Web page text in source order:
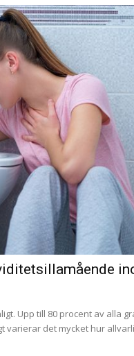
Upp till 80 procent av alla
varierar det mycket hur